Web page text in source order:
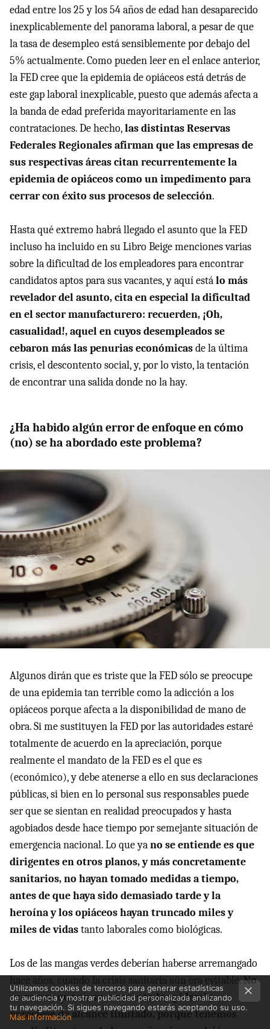
edad entre los 25 y los 54 años de edad han desaparecido
inexplicablemente del panorama laboral, a pesar de que
la tasa de desempleo está sensiblemente por debajo del
5% actualmente. Como pueden leer en el enlace anterior,
la FED cree que la epidemia de opiáceos está detrás de
este gap laboral inexplicable, puesto que además afecta a
la banda de edad preferida mayoritariamente en las
contrataciones. De hecho,las distintas Reservas
Federales Regionales afirman que las empresas de
sus respectivas áreas citan recurrentemente la
epidemia de opiáceos como un impedimento para
cerrar con éxito sus procesos de selección.
Hasta qué extremo habrá llegado el asunto que la FED
incluso ha incluido en su Libro Beige menciones varias
sobre la dificultad de los empleadores para encontrar
candidatos aptos para sus vacantes, y aquí estálo más
revelador del asunto, cita en especial la dificultad
en el sector manufacturero: recuerden, ¡Oh,
casualidad!, aquel en cuyos desempleados se
cebaron más las penurias económicasde la última
crisis, el descontento social, y, por lo visto, la tentación
de encontrar una salida donde no la hay.
¿Ha habido algún error de enfoque en cómo
(no) se ha abordado este problema?
Algunos dirán que es triste que la FED sólo se preocupe
de una epidemia tan terrible como la adicción a los
opiáceos porque afecta a la disponibilidad de mano de
obra. Si me sustituyen la FED por las autoridades estaré
totalmente de acuerdo en la apreciación, porque
realmente el mandato de la FED es el que es
(económico), y debe atenerse a ello en sus declaraciones
públicas, si bien en lo personal sus responsables puede
ser que se sientan en realidad preocupados y hasta
agobiados desde hace tiempo por semejante situación de
emergencia nacional. Lo que yano se entiende es que
dirigentes en otros planos, y más concretamente
sanitarios, no hayan tomado medidas a tiempo,
antes de que haya sido demasiado tarde y la
heroína y los opiáceos hayan truncado miles y
miles de vidastanto laborales como biológicas.
Los de las mangas verdes deberían haberse arremangado
hace años, cuando la crisis sanitaria aún era evitable.No
es excusa que en su momento la epidemia
pareciese de alcance limitado, porque tenemos
Utilizamos cookies de terceros para generar estadísticas
de audiencia y mostrar publicidad personalizada analizando
tu navegación. Si sigues navegando estarás aceptando su uso.
Más información